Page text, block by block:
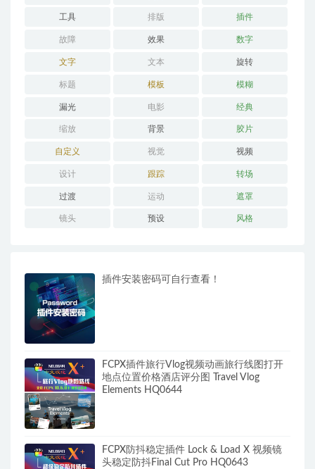
工具 排版 插件
故障 效果 数字
文字 文本 旋转
标题 模板 模糊
漏光 电影 经典
缩放 背景 胶片
自定义 视觉 视频
设计 跟踪 转场
过渡 运动 遮罩
镜头 预设 风格
插件安装密码可自行查看！
FCPX插件旅行Vlog视频动画旅行线图打开
地点位置价格酒店评分图 Travel Vlog
Elements HQ0644
FCPX防抖稳定插件 Lock & Load X 视频镜
头稳定防抖Final Cut Pro HQ0643